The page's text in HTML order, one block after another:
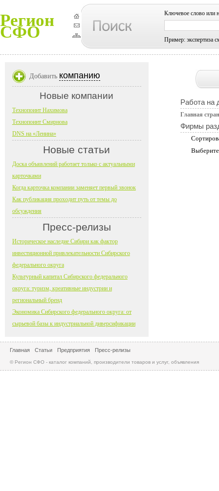
Регион
СФО
Ключевое слово или
Пример: экспертиза
Работа на
Главная
Фирмы
Добавить компанию
Новые компании
Технопоинт Нахимова
Технопоинт Смирнова
DNS на «Ленина»
Новые статьи
Доска объявлений работает только с актуальными
карточками
Когда карточка компании заменяет первый звонок
Как публикация проходит путь от темы до
обсуждения
Пресс-релизы
Историческое наследие Сибири как фактор
инвестиционной привлекательности Сибирского
федерального округа
Культурный капитал Сибирского федерального
округа: туризм, креативные индустрии и
региональный бренд
Экономика Сибирского федерального округа: от
сырьевой базы к индустриальной диверсификации
Главная Статьи Предприятия Пресс-релизы
© Регион СФО - каталог компаний, производители товаров и услуг, объявления